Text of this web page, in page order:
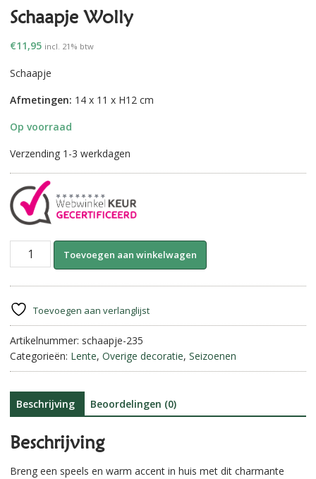
Schaapje Wolly
€11,95 incl. 21% btw
Schaapje
Afmetingen: 14 x 11 x H12 cm
Op voorraad
Verzending 1-3 werkdagen
Schaapje
Wolly
Toevoegen aan winkelwagen
n
t
i
:
Toevoegen aan verlanglijst
Artikelnummer: schaapje-235
Categorieën: Lente, Overige decoratie, Seizoenen
Beschrijving Beoordelingen (0)
Beschrijving
Breng een speels en warm accent in huis met dit charmante